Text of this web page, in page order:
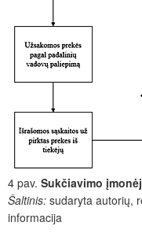
4 pav. Sukčiavimo
Šaltinis: sudaryta autorių,
informacija